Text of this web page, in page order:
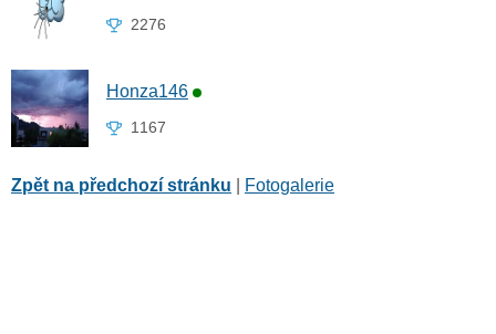
2276
Honza146
1167
Zpět na předchozí stránku Fotogalerie